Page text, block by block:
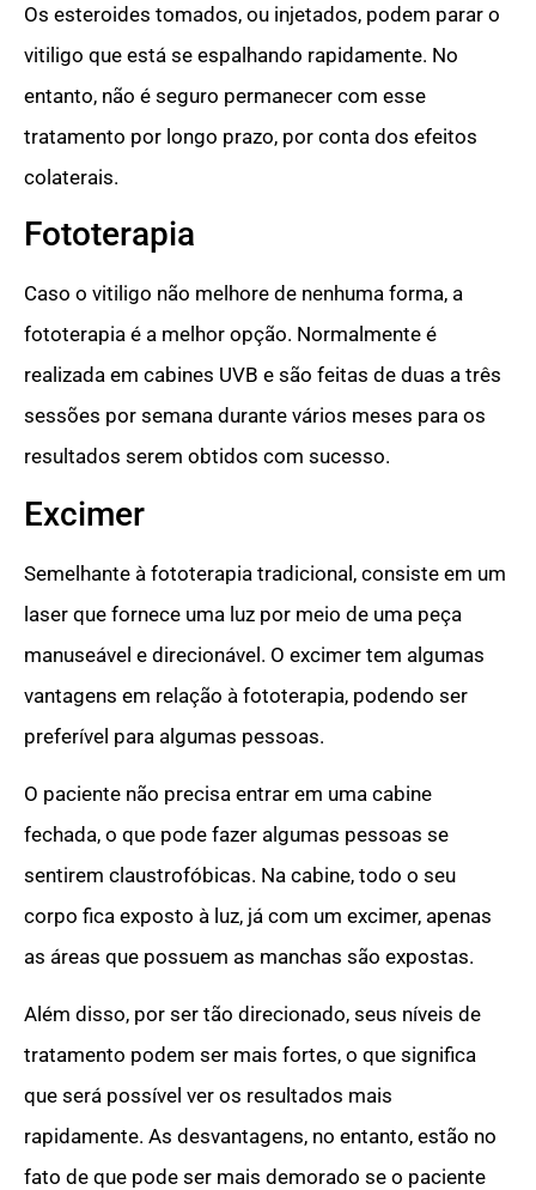
Os esteroides tomados, ou injetados, podem parar o
vitiligo que está se espalhando rapidamente. No
entanto, não é seguro permanecer com esse
tratamento por longo prazo, por conta dos efeitos
colaterais.
Fototerapia
Caso o vitiligo não melhore de nenhuma forma, a
fototerapia é a melhor opção. Normalmente é
realizada em cabines UVB e são feitas de duas a três
sessões por semana durante vários meses para os
resultados serem obtidos com sucesso.
Excimer
Semelhante à fototerapia tradicional, consiste em um
laser que fornece uma luz por meio de uma peça
manuseável e direcionável. O excimer tem algumas
vantagens em relação à fototerapia, podendo ser
preferível para algumas pessoas.
O paciente não precisa entrar em uma cabine
fechada, o que pode fazer algumas pessoas se
sentirem claustrofóbicas. Na cabine, todo o seu
corpo fica exposto à luz, já com um excimer, apenas
as áreas que possuem as manchas são expostas.
Além disso, por ser tão direcionado, seus níveis de
tratamento podem ser mais fortes, o que significa
que será possível ver os resultados mais
rapidamente. As desvantagens, no entanto, estão no
fato de que pode ser mais demorado se o paciente